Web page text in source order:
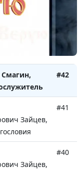
#43
#42
Зайцев,
#41
Зайцев,
#40